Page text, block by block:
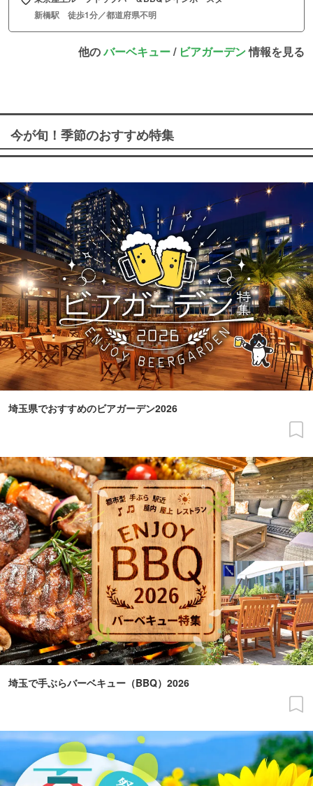
新橋駅 徒歩1分／都道府県不明
他のバーベキュー/ ビアガーデン情報を見る
今が旬！季節のおすすめ特集
埼玉県でおすすめのビアガーデン2026
埼玉で手ぶらバーベキュー（BBQ）2026